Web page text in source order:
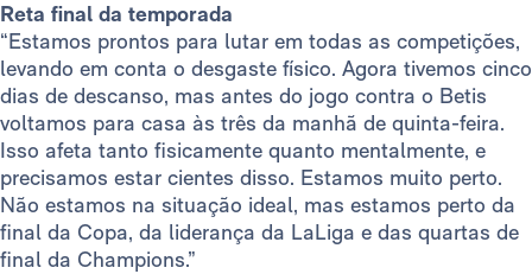
Reta final da temporada
“Estamos prontos para lutar em todas as competições,
levando em conta o desgaste físico. Agora tivemos cinco
dias de descanso, mas antes do jogo contra o Betis
voltamos para casa às três da manhã de quinta-feira.
Isso afeta tanto fisicamente quanto mentalmente, e
precisamos estar cientes disso. Estamos muito perto.
Não estamos na situação ideal, mas estamos perto da
final da Copa, da liderança da LaLiga e das quartas de
final da Champions.”